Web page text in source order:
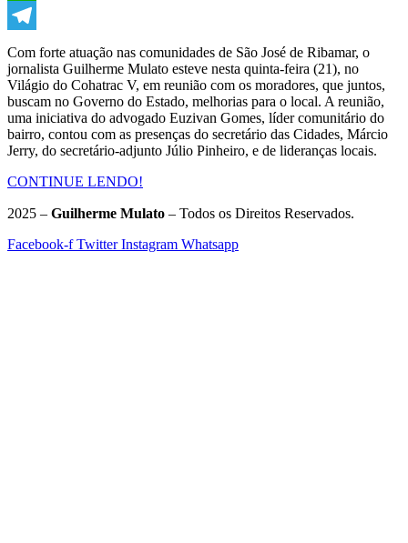
WhatsApp
Telegram
Com forte atuação nas comunidades de São José de Ribamar, o
jornalista Guilherme Mulato esteve nesta quinta-feira (21), no
Világio do Cohatrac V, em reunião com os moradores, que juntos,
buscam no Governo do Estado, melhorias para o local. A reunião,
uma iniciativa do advogado Euzivan Gomes, líder comunitário do
bairro, contou com as presenças do secretário das Cidades, Márcio
Jerry, do secretário-adjunto Júlio Pinheiro, e de lideranças locais.
CONTINUE LENDO!
2025 – Guilherme Mulato – Todos os Direitos Reservados.
Facebook-f Twitter Instagram Whatsapp